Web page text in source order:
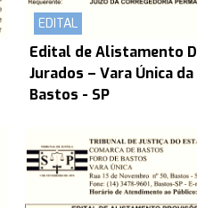
EDITAL
Edital de Alistamento
Jurados – Vara Única
Bastos - SP